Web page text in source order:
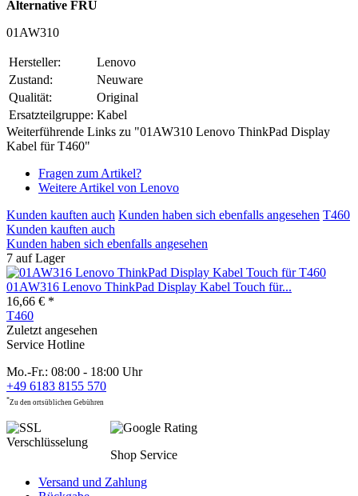
Alternative FRU
01AW310
Hersteller:
Lenovo
Zustand:
Neuware
Qualität:
Original
Ersatzteilgruppe: Kabel
Weiterführende Links zu "01AW310 Lenovo ThinkPad Display
Kabel für T460"
Fragen zum Artikel?
Weitere Artikel von Lenovo
Kunden kauften auch Kunden haben sich ebenfalls angesehen T460
Kunden kauften auch
Kunden haben sich ebenfalls angesehen
7 auf Lager
01AW316 Lenovo ThinkPad Display Kabel Touch für...
16,66 € *
T460
Zuletzt angesehen
Service Hotline
Mo.-Fr.: 08:00 - 18:00 Uhr
+49 6183 8155 570
*Zu den ortsüblichen Gebühren
Shop Service
Versand und Zahlung